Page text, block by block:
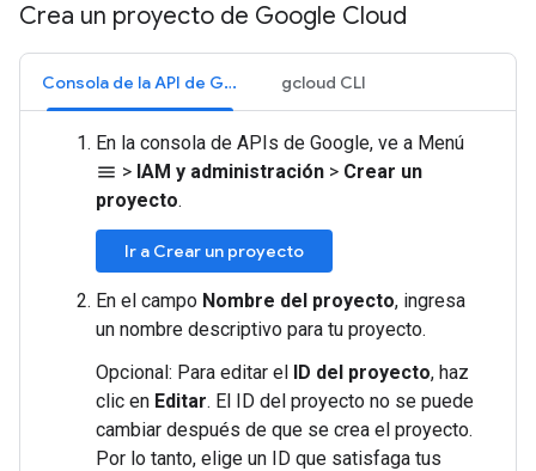
Crea un proyecto de Google Cloud
Consola de la API de Google gcloud CLI
En la consola de APIs de Google, ve a Menú
menu > IAM y administración > Crear un
proyecto.
Ir a Crear un proyecto
En el campo Nombre del proyecto, ingresa
un nombre descriptivo para tu proyecto.
Opcional: Para editar el
ID del proyecto, haz
clic en Editar. El ID del proyecto no se puede
cambiar después de que se crea el proyecto.
Por lo tanto, elige un ID que satisfaga tus